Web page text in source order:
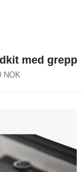
med grepp
NOK